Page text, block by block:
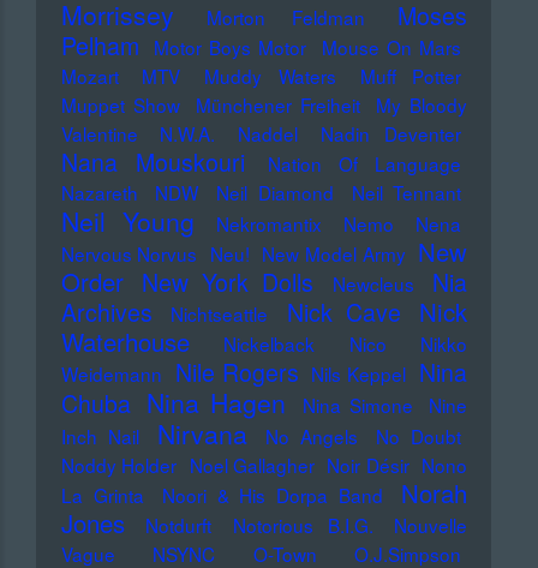
Morrissey Morton Feldman
Moses
Pelham
Motor Boys Motor
Mouse On Mars
Mozart
MTV Muddy Waters
Muff Potter
Muppet Show
Münchener Freiheit
My Bloody
Valentine
N.W.A. Naddel Nadin Deventer
Nana Mouskouri
Nation Of Language
Nazareth
NDW Neil Diamond Neil Tennant
Neil Young Nekromantix Nemo
Nena
Nervous Norvus Neu! New Model Army New
Order New York Dolls Newcleus
Nia
Archives
Nichtseattle Nick Cave
Nick
Waterhouse
Nickelback Nico
Nikko
Weidemann Nile Rogers Nils Keppel Nina
Chuba Nina Hagen Nina Simone
Nine
Inch Nail
Nirvana No Angels
No Doubt
Noddy Holder Noel Gallagher Noir Désir Nono
La Grinta
Noori & His Dorpa Band
Norah
Jones
Notdurft Notorious B.I.G.
Nouvelle
Vague
NSYNC O-Town O.J.Simpson